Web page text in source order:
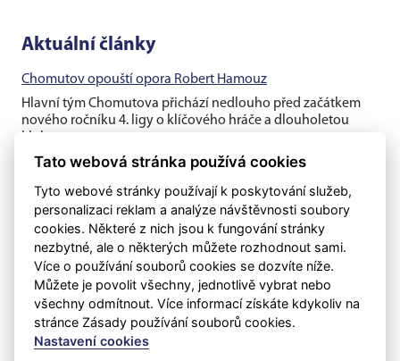
Aktuální články
Chomutov opouští opora Robert Hamouz
Hlavní tým Chomutova přichází nedlouho před začátkem
nového ročníku 4. ligy o klíčového hráče a dlouholetou
Chomutovští fotbalisté v posledním přípravném utkání před
ostrými zápasy nestačili na třetiligovou pražskou Duklu B, se
kterou v...
Ve druhém utkání prohra s druholigovým Kladnem
Chomutovští fotbalisté už s kapitánem Vojtěchem Kubíkem
a Filipem Schreinerem, ale ještě bez Roberta Hamouze či
Diega da Silvy vyzvali...
Tato webová stránka používá cookies
Tyto webové stránky používají k poskytování služeb,
personalizaci reklam a analýze návštěvnosti soubory
cookies. Některé z nich jsou k fungování stránky
nezbytné, ale o některých můžete rozhodnout sami.
Více o používání souborů cookies se dozvíte níže.
Můžete je povolit všechny, jednotlivě vybrat nebo
všechny odmítnout. Více informací získáte kdykoliv na
stránce Zásady používání souborů cookies.
Nastavení cookies